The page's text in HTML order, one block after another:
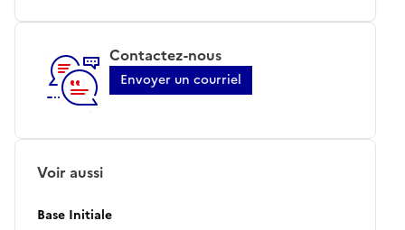
Contactez-nous
Envoyer un courriel
Voir aussi
Base Initiale